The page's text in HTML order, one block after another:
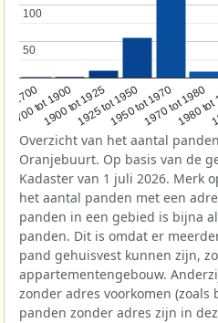
1700
1700 tot 1900
1900 tot 19251925 tot 19501950 tot 19701970 tot 1980
1980
50
50
100
100
Overzicht van het aantal
Oranjebuurt. Op basis van de
Kadaster van 1 juli 2026. Merk
het aantal panden met een
panden in een gebied is bijna
panden. Dit is omdat er
pand gehuisvest kunnen zijn,
appartementengebouw.
zonder adres voorkomen (zoals
panden zonder adres zijn in